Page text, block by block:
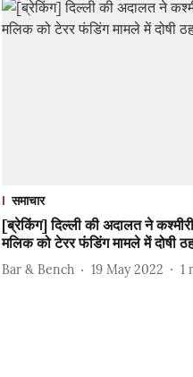
समाचार
[ब्रेकिंग] दिल्ली की अदालत ने
मलिक को टेरर फंडिंग मामले में दोषी
Bar & Bench 19 May 2022 1